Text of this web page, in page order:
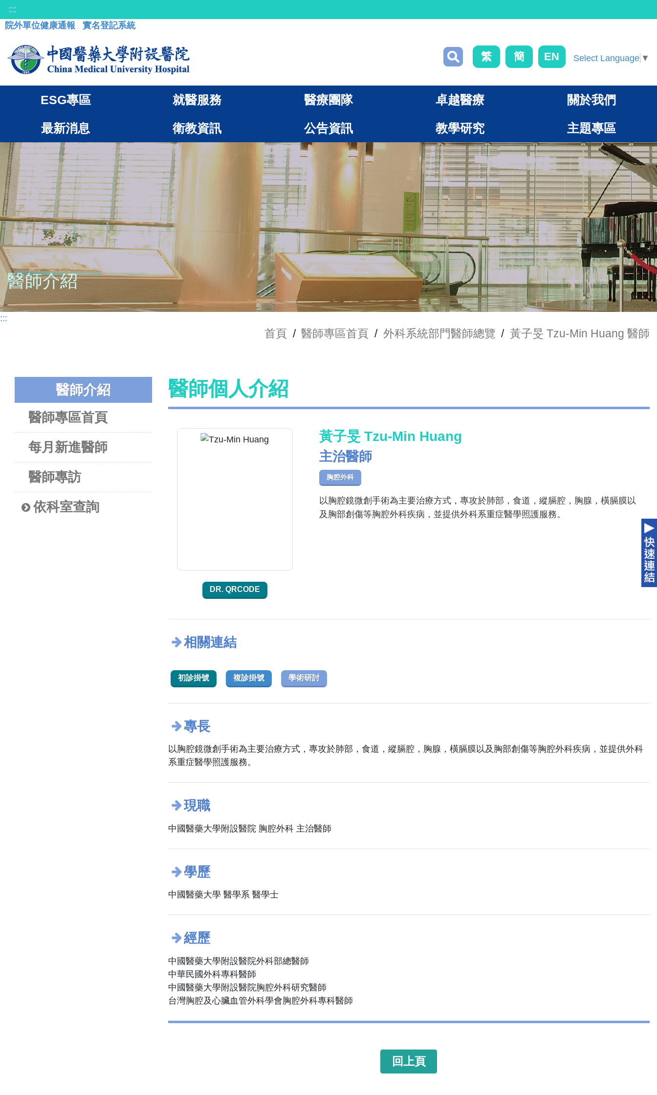
:::
院外單位健康通報
實名登記系統
繁 簡 EN Select Language ▼
ESG專區 就醫服務 醫療團隊 卓越醫療 關於我們
最新消息 衛教資訊 公告資訊 教學研究 主題專區
醫師介紹
:::
首頁 / 醫師專區首頁 / 外科系統部門醫師總覽 / 黃子旻 Tzu-Min Huang 醫師
醫師介紹
醫師專區首頁
每月新進醫師
醫師專訪
依科室查詢
醫師個人介紹
DR. QRCODE
黃子旻 Tzu-Min Huang
主治醫師
胸腔外科
以胸腔鏡微創手術為主要治療方式，專攻於肺部，食道，縱膈腔，胸腺，橫膈膜以
及胸部創傷等胸腔外科疾病，並提供外科系重症醫學照護服務。
相關連結
初診掛號 複診掛號 學術研討
專長
以胸腔鏡微創手術為主要治療方式，專攻於肺部，食道，縱膈腔，胸腺，橫膈膜以及胸部創傷等胸腔外科疾病，並提供外科
系重症醫學照護服務。
現職
中國醫藥大學附設醫院 胸腔外科 主治醫師
學歷
中國醫藥大學 醫學系 醫學士
經歷
中國醫藥大學附設醫院外科部總醫師
中華民國外科專科醫師
中國醫藥大學附設醫院胸腔外科研究醫師
台灣胸腔及心臟血管外科學會胸腔外科專科醫師
回上頁